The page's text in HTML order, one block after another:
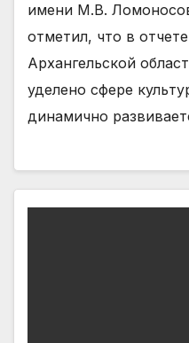
имени М.В.
отметил, что в
Архангельской
уделено сфере
динамично